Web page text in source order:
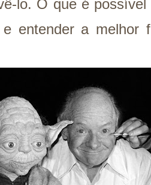
lo. O que é
entender a melhor